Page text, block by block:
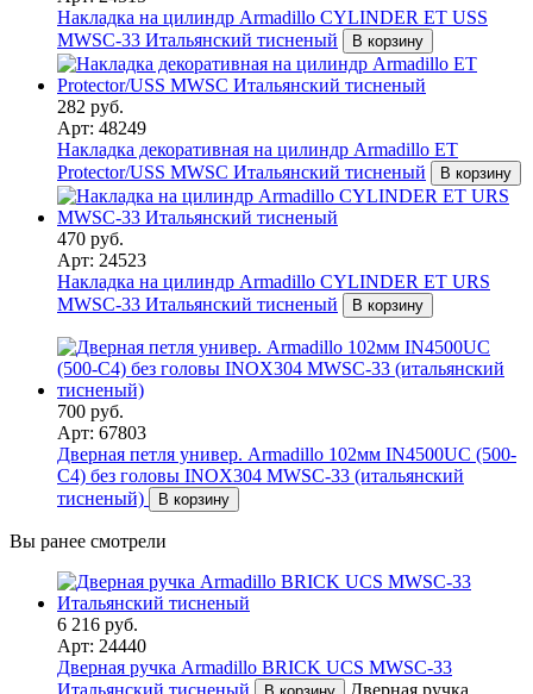
Накладка на цилиндр Armadillo CYLINDER ET USS
MWSC-33 Итальянский тисненый
В корзину
282 руб.
Арт: 48249
Накладка декоративная на цилиндр Armadillo ET
Protector/USS MWSC Итальянский тисненый
В корзину
470 руб.
Арт: 24523
Накладка на цилиндр Armadillo CYLINDER ET URS
MWSC-33 Итальянский тисненый
В корзину
700 руб.
Арт: 67803
Дверная петля универ. Armadillo 102мм IN4500UC (500-
C4) без головы INOX304 MWSC-33 (итальянский
тисненый)
В корзину
Вы ранее смотрели
6 216 руб.
Арт: 24440
Дверная ручка Armadillo BRICK UCS MWSC-33
Итальянский тисненый
Дверная ручка